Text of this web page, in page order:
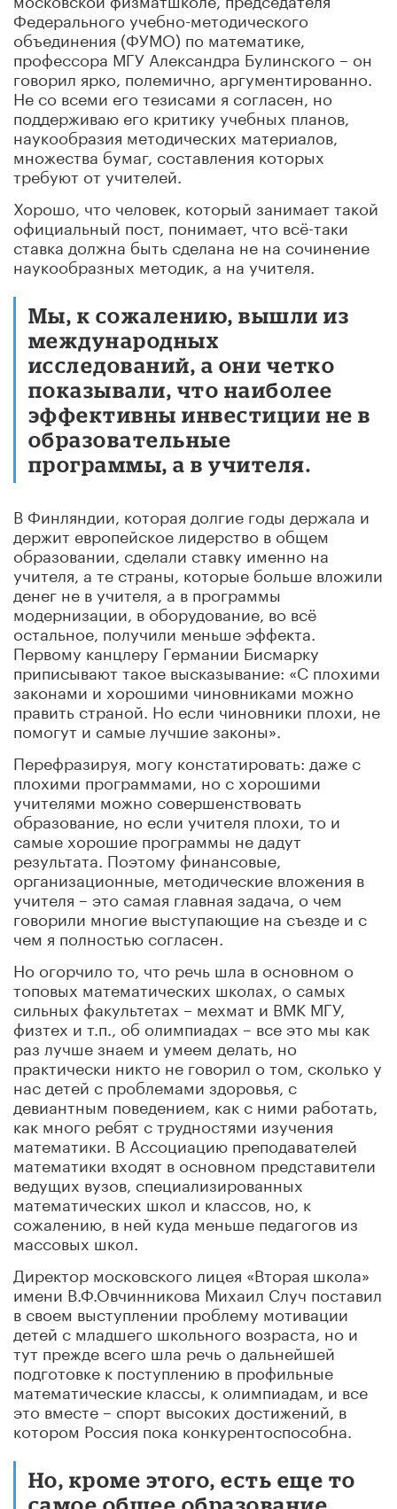
Федерального учебно-методического
объединения (ФУМО) по математике,
профессора МГУ Александра Булинского – он
говорил ярко, полемично, аргументированно.
Не со всеми его тезисами я согласен, но
поддерживаю его критику учебных планов,
наукообразия методических материалов,
множества бумаг, составления которых
требуют от учителей.
Хорошо, что человек, который занимает такой
официальный пост, понимает, что всё-таки
ставка должна быть сделана не на сочинение
наукообразных методик, а на учителя.
Мы, к сожалению, вышли из
международных
исследований, а они четко
показывали, что наиболее
эффективны инвестиции не в
образовательные
программы, а в учителя.
В Финляндии, которая долгие годы держала и
держит европейское лидерство в общем
образовании, сделали ставку именно на
учителя, а те страны, которые больше вложили
денег не в учителя, а в программы
модернизации, в оборудование, во всё
остальное, получили меньше эффекта.
Первому канцлеру Германии Бисмарку
приписывают такое высказывание: «С плохими
законами и хорошими чиновниками можно
править страной. Но если чиновники плохи, не
помогут и самые лучшие законы».
Перефразируя, могу констатировать: даже с
плохими программами, но с хорошими
учителями можно совершенствовать
образование, но если учителя плохи, то и
самые хорошие программы не дадут
результата. Поэтому финансовые,
организационные, методические вложения в
учителя – это самая главная задача, о чем
говорили многие выступающие на съезде и с
чем я полностью согласен.
Но огорчило то, что речь шла в основном о
топовых математических школах, о самых
сильных факультетах – мехмат и ВМК МГУ,
физтех и т.п., об олимпиадах – все это мы как
раз лучше знаем и умеем делать, но
практически никто не говорил о том, сколько у
нас детей с проблемами здоровья, с
девиантным поведением, как с ними работать,
как много ребят с трудностями изучения
математики. В Ассоциацию преподавателей
математики входят в основном представители
ведущих вузов, специализированных
математических школ и классов, но, к
сожалению, в ней куда меньше педагогов из
массовых школ.
Директор московского лицея «Вторая школа»
имени В.Ф.Овчинникова Михаил Случ поставил
в своем выступлении проблему мотивации
детей с младшего школьного возраста, но и
тут прежде всего шла речь о дальнейшей
подготовке к поступлению в профильные
математические классы, к олимпиадам, и все
это вместе – спорт высоких достижений, в
котором Россия пока конкурентоспособна.
Но, кроме этого, есть еще то
самое общее образование,